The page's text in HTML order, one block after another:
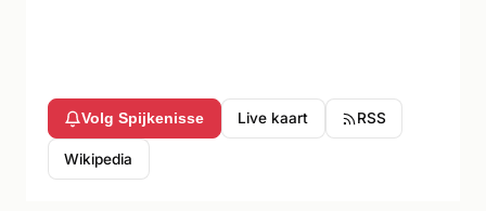
Volg Spijkenisse Live kaart RSS
Wikipedia